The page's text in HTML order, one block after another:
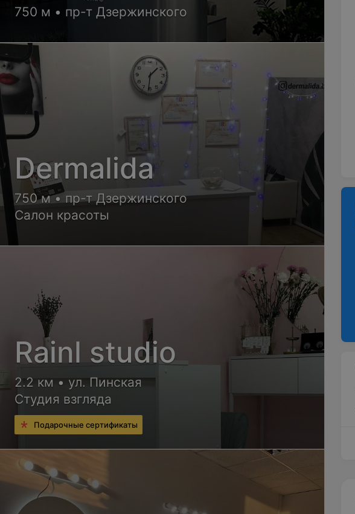
750 м • пр-т Дзержинского
Dermalida
750 м • пр-т Дзержинского
Салон красоты
Rainl studio
2.2 км • ул. Пинская
Студия взгляда
Подарочные сертификаты